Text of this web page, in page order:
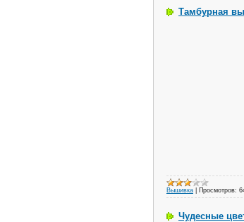
Тамбурная
Вышивка Просмотров:
Чудесные